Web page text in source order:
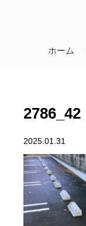
ホーム
2786_42
2025.01.31